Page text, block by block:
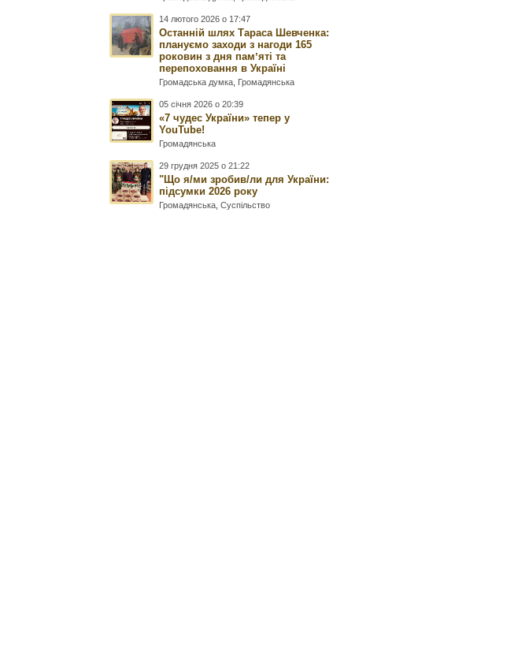
14 лютого 2026 о 17:47
Останній шлях Тараса Шевченка:
плануємо заходи з нагоди 165
роковин з дня памʼяті та
перепоховання в Україні
Громадська думка Громадянська
05 січня 2026 о 20:39
«7 чудес України» тепер у
YouTube!
Громадянська
29 грудня 2025 о 21:22
"Що я/ми зробив/ли для України:
підсумки 2026 року
Громадянська ,Суспільство